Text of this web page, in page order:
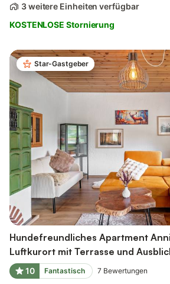
3 weitere Einheiten verfügbar
KOSTENLOSE Stornierung
Star-Gastgeber
Hundefreundliches Apartment
Luftkurort mit Terrasse und
10 Fantastisch 7 Bewertungen